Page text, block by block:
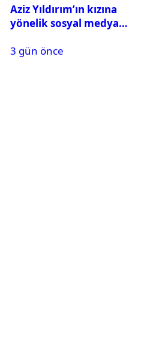
Aziz Yıldırım’ın kızına
yönelik sosyal medya
hakkında karar çıktı
3 gün önce